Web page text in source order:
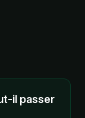
il passer